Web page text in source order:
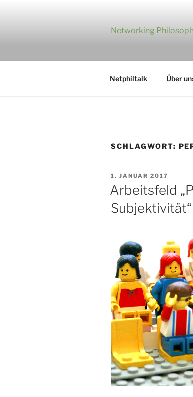
Networking
Netphiltalk Über
SCHLAGWORT:
VERÖFFENTLICHT
AM
1. JANUAR 2017
Arbeitsfeld
Subjektivität“